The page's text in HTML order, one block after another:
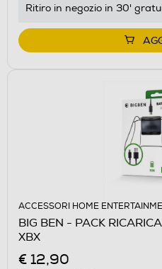
Ritiro in negozio in 30'
ACCESSORI HOME
BIG BEN - PACK
XBX
€ 12,90